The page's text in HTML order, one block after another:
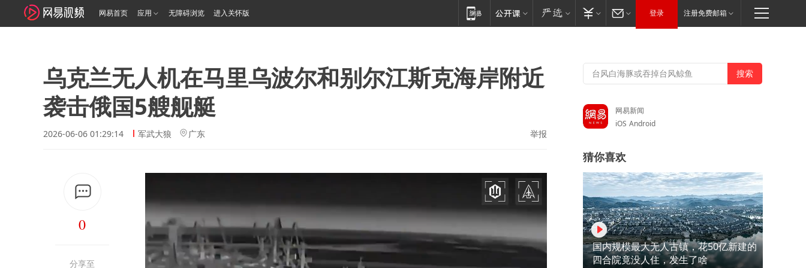
网易首页 应用 无障碍浏览 进入关怀版 登录 注册免费邮箱
乌克兰无人机在马里乌波尔和别尔江斯克海岸附近
袭击俄国5艘舰艇
2026-06-06 01:29:14 军武大狼 广东 举报
0
分享至
网易新闻
iOS Android
猜你喜欢
国内规模最大无人古镇，花50亿新建的
四合院竟没人住，发生了啥